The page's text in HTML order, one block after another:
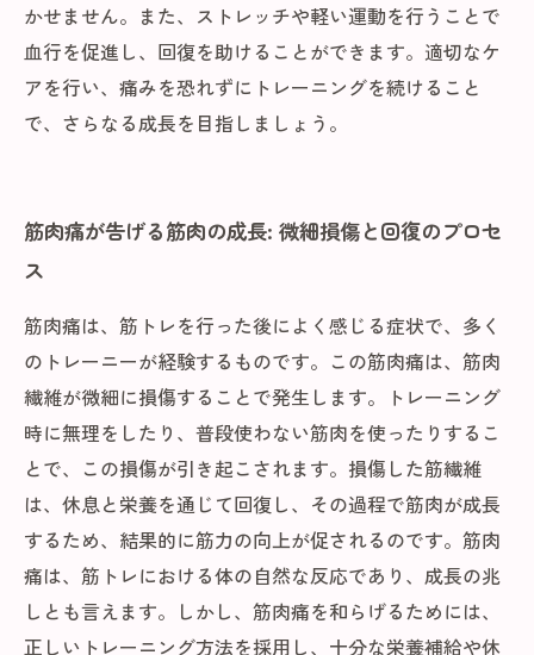
かせません。また、ストレッチや軽い運動を行うことで
血行を促進し、回復を助けることができます。適切なケ
アを行い、痛みを恐れずにトレーニングを続けること
で、さらなる成長を目指しましょう。
筋肉痛が告げる筋肉の成長: 微細損傷と回復のプロセ
ス
筋肉痛は、筋トレを行った後によく感じる症状で、多く
のトレーニーが経験するものです。この筋肉痛は、筋肉
繊維が微細に損傷することで発生します。トレーニング
時に無理をしたり、普段使わない筋肉を使ったりするこ
とで、この損傷が引き起こされます。損傷した筋繊維
は、休息と栄養を通じて回復し、その過程で筋肉が成長
するため、結果的に筋力の向上が促されるのです。筋肉
痛は、筋トレにおける体の自然な反応であり、成長の兆
しとも言えます。しかし、筋肉痛を和らげるためには、
正しいトレーニング方法を採用し、十分な栄養補給や休